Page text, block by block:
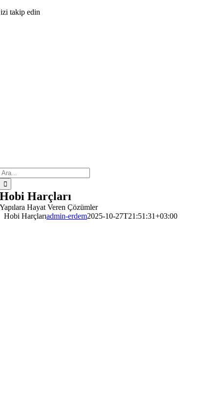
Skip
takip edin
Hobi Harçları
Yapılara Hayat Veren Çözümler
Hobi Harçlarıadmin-erdem2025-10-27T21:51:31+03:00